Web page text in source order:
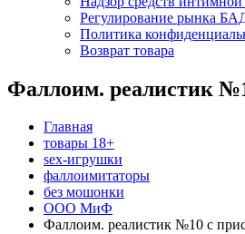
Регулирование рынка
Политика
Возврат товара
Фаллоим. реалистик
Главная
товары 18+
sex-игрушки
фаллоимитаторы
без мошонки
ООО МиФ
Фаллоим. реалистик №10 с